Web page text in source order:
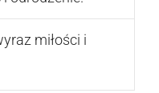
miłości i